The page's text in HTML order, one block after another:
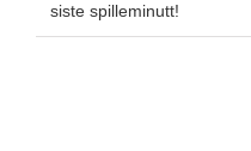
siste spilleminutt!